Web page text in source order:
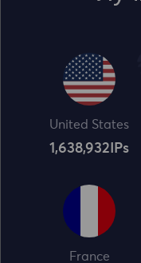
United States
1,638,932 IPs
France